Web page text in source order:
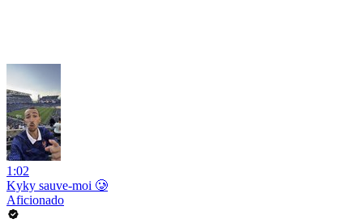
1:02
Kyky sauve-moi 🥲
Aficionado